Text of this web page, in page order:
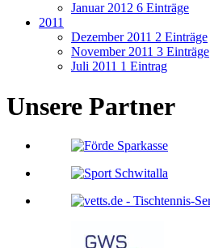
Januar 2012 6 Einträge
2011
Dezember 2011 2 Einträge
November 2011 3 Einträge
Juli 2011 1 Eintrag
Unsere Partner